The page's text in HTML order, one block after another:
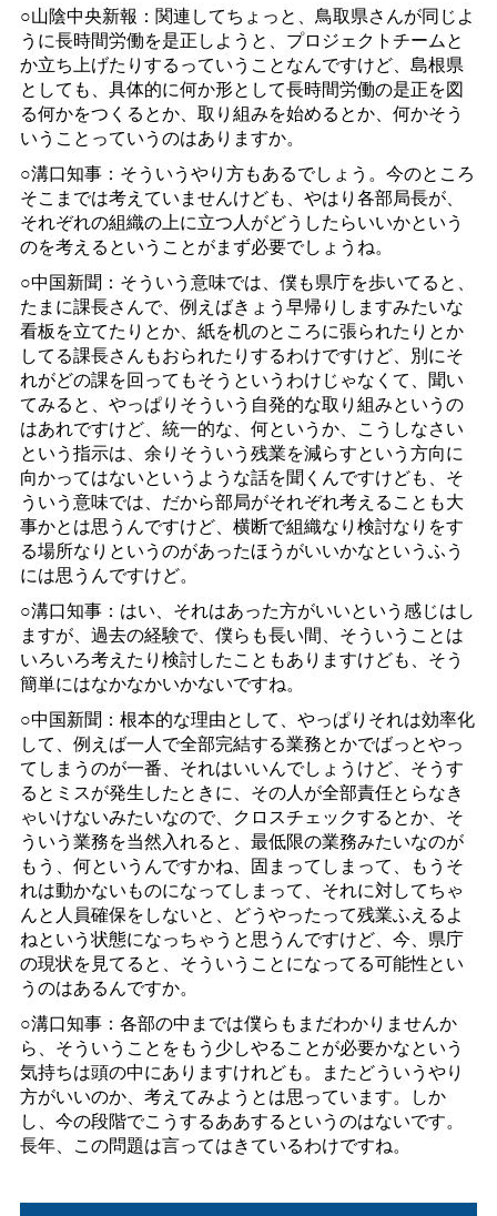
○山陰中央新報：関連してちょっと、鳥取県さんが同じよ
うに長時間労働を是正しようと、プロジェクトチームと
か立ち上げたりするっていうことなんですけど、島根県
としても、具体的に何か形として長時間労働の是正を図
る何かをつくるとか、取り組みを始めるとか、何かそう
いうことっていうのはありますか。
○溝口知事：そういうやり方もあるでしょう。今のところ
そこまでは考えていませんけども、やはり各部局長が、
それぞれの組織の上に立つ人がどうしたらいいかという
のを考えるということがまず必要でしょうね。
○中国新聞：そういう意味では、僕も県庁を歩いてると、
たまに課長さんで、例えばきょう早帰りしますみたいな
看板を立てたりとか、紙を机のところに張られたりとか
してる課長さんもおられたりするわけですけど、別にそ
れがどの課を回ってもそうというわけじゃなくて、聞い
てみると、やっぱりそういう自発的な取り組みというの
はあれですけど、統一的な、何というか、こうしなさい
という指示は、余りそういう残業を減らすという方向に
向かってはないというような話を聞くんですけども、そ
ういう意味では、だから部局がそれぞれ考えることも大
事かとは思うんですけど、横断で組織なり検討なりをす
る場所なりというのがあったほうがいいかなというふう
には思うんですけど。
○溝口知事：はい、それはあった方がいいという感じはし
ますが、過去の経験で、僕らも長い間、そういうことは
いろいろ考えたり検討したこともありますけども、そう
簡単にはなかなかいかないですね。
○中国新聞：根本的な理由として、やっぱりそれは効率化
して、例えば一人で全部完結する業務とかでばっとやっ
てしまうのが一番、それはいいんでしょうけど、そうす
るとミスが発生したときに、その人が全部責任とらなき
ゃいけないみたいなので、クロスチェックするとか、そ
ういう業務を当然入れると、最低限の業務みたいなのが
もう、何というんですかね、固まってしまって、もうそ
れは動かないものになってしまって、それに対してちゃ
んと人員確保をしないと、どうやったって残業ふえるよ
ねという状態になっちゃうと思うんですけど、今、県庁
の現状を見てると、そういうことになってる可能性とい
うのはあるんですか。
○溝口知事：各部の中までは僕らもまだわかりませんか
ら、そういうことをもう少しやることが必要かなという
気持ちは頭の中にありますけれども。またどういうやり
方がいいのか、考えてみようとは思っています。しか
し、今の段階でこうするああするというのはないです。
長年、この問題は言ってはきているわけですね。